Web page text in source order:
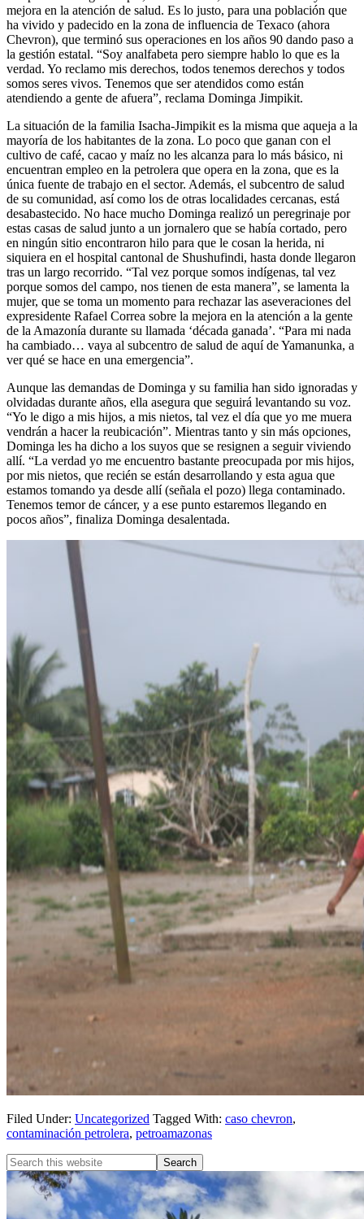
mejora en la atención de salud. Es lo justo, para una población que
ha vivido y padecido en la zona de influencia de Texaco (ahora
Chevron), que terminó sus operaciones en los años 90 dando paso a
la gestión estatal. “Soy analfabeta pero siempre hablo lo que es la
verdad. Yo reclamo mis derechos, todos tenemos derechos y todos
somos seres vivos. Tenemos que ser atendidos como están
atendiendo a gente de afuera”, reclama Dominga Jimpikit.
La situación de la familia Isacha-Jimpikit es la misma que aqueja a la
mayoría de los habitantes de la zona. Lo poco que ganan con el
cultivo de café, cacao y maíz no les alcanza para lo más básico, ni
encuentran empleo en la petrolera que opera en la zona, que es la
única fuente de trabajo en el sector. Además, el subcentro de salud
de su comunidad, así como los de otras localidades cercanas, está
desabastecido. No hace mucho Dominga realizó un peregrinaje por
estas casas de salud junto a un jornalero que se había cortado, pero
en ningún sitio encontraron hilo para que le cosan la herida, ni
siquiera en el hospital cantonal de Shushufindi, hasta donde llegaron
tras un largo recorrido. “Tal vez porque somos indígenas, tal vez
porque somos del campo, nos tienen de esta manera”, se lamenta la
mujer, que se toma un momento para rechazar las aseveraciones del
expresidente Rafael Correa sobre la mejora en la atención a la gente
de la Amazonía durante su llamada ‘década ganada’. “Para mi nada
ha cambiado… vaya al subcentro de salud de aquí de Yamanunka, a
ver qué se hace en una emergencia”.
Aunque las demandas de Dominga y su familia han sido ignoradas y
olvidadas durante años, ella asegura que seguirá levantando su voz.
“Yo le digo a mis hijos, a mis nietos, tal vez el día que yo me muera
vendrán a hacer la reubicación”. Mientras tanto y sin más opciones,
Dominga les ha dicho a los suyos que se resignen a seguir viviendo
allí. “La verdad yo me encuentro bastante preocupada por mis hijos,
por mis nietos, que recién se están desarrollando y esta agua que
estamos tomando ya desde allí (señala el pozo) llega contaminado.
Tenemos temor de cáncer, y a ese punto estaremos llegando en
pocos años”, finaliza Dominga desalentada.
Filed Under: Uncategorized Tagged With: caso chevron,
contaminación petrolera, petroamazonas